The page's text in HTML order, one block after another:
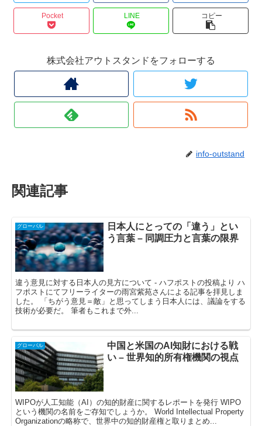
Pocket LINE コピー
株式会社アウトスタンドをフォローする
info-outstand
関連記事
グローバル
日本人にとっての「違う」とい
う言葉 – 同調圧力と言葉の限界
違う意見に対する日本人の見方について - ハフポストの投稿より ハ
フポストにてフリーライターの雨宮紫苑さんによる記事を拝見しま
した。 「ちがう意見＝敵」と思ってしまう日本人には、議論をする
技術が必要だ。 筆者もこれまで外...
グローバル
中国と米国のAI知財における戦
い – 世界知的所有権機関の視点
WIPOが人工知能（AI）の知的財産に関するレポートを発行 WIPO
という機関の名前をご存知でしょうか。 World Intellectual Property
Organizationの略称で、世界中の知的財産権と取りまとめ...